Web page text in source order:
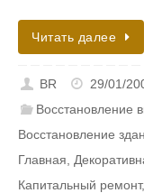
Читать далее
BR
29/01/
Восстановление
Восстановление
Главная
Капитальный ремонт,